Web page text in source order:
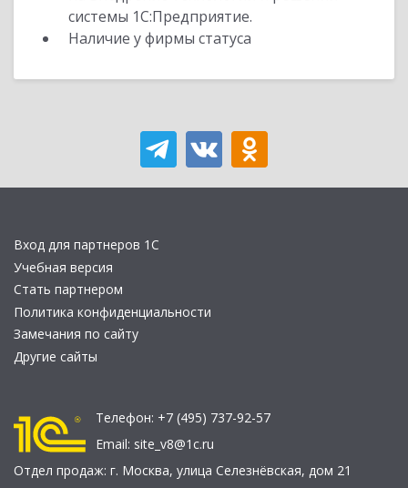
системы 1С:Предприятие.
Наличие у фирмы статуса
Вход для партнеров 1С
Учебная версия
Стать партнером
Политика конфиденциальности
Замечания по сайту
Другие сайты
Телефон: +7 (495) 737-92-57
Email: site_v8@1c.ru
Отдел продаж: г. Москва, улица Селезнёвская, дом 21